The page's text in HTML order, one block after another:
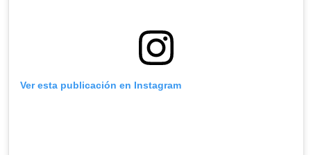
Ver esta publicación en Instagram